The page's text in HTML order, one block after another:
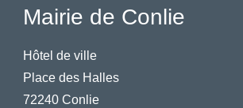
Mairie de Conlie
Hôtel de ville
Place des Halles
72240 Conlie